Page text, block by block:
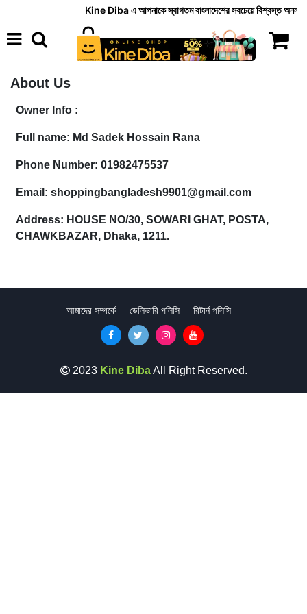
Kine Diba এ আপনাকে স্বাগতম বাংলাদেশের সবচেয়ে বিশ্বস্ত অনলাইন
About Us
Owner Info :
Full name: Md Sadek Hossain Rana
Phone Number: 01982475537
Email: shoppingbangladesh9901@gmail.com
Address: HOUSE NO/30, SOWARI GHAT, POSTA,
CHAWKBAZAR, Dhaka, 1211.
আমাদের সম্পর্কে ডেলিভারি পলিসি রিটার্ন পলিসি
2023 Kine DibaAll Right Reserved.